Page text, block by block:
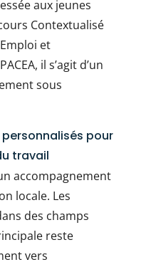
aux jeunes
Contextualisé
et
il s’agit d’un
sous
pour
travail
accompagnement
locale. Les
des champs
reste
vers